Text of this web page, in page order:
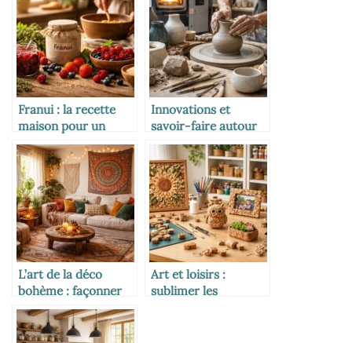
Franui : la recette
maison pour un
plaisir authentique
Innovations et
savoir-faire autour
de la céramique
issue de l’argile
L’art de la déco
bohème : façonner
un intérieur hippie et
chaleureux
Art et loisirs :
sublimer les